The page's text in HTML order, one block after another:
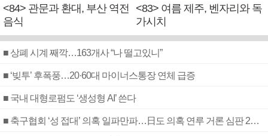
<84> 관문과 환대, 부산 역전
음식
<83> 여름 제주, 벤자리와 독
가시치
■ 상폐 시계 째깍…163개사 “나 떨고있니”
■ ‘빚투’ 후폭풍…20·60대 마이너스통장 연체 급증
■ 국내 대형로펌도 ‘생성형 AI’ 쓴다
■ 축구협회 ‘성 접대’ 의혹 일파만파…日도 의혹 연루 거론 심판 2명 조사